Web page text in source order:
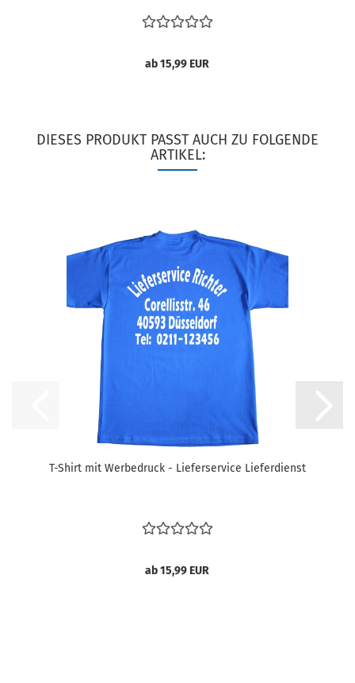
ab 15,99 EUR
DIESES PRODUKT PASST AUCH ZU FOLGENDE
ARTIKEL:
T-Shirt mit Werbedruck - Lieferservice Lieferdienst
ab 15,99 EUR